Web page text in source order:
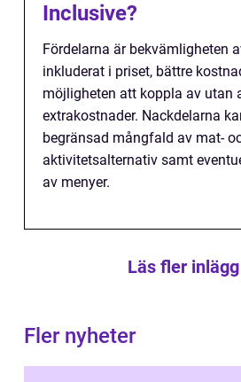
Inclusive?
Fördelarna är bekvämligheten
inkluderat i priset, bättre
möjligheten att koppla av utan
extrakostnader. Nackdelarna
begränsad mångfald av mat-
aktivitetsalternativ samt
av menyer.
Läs fler
Fler nyheter